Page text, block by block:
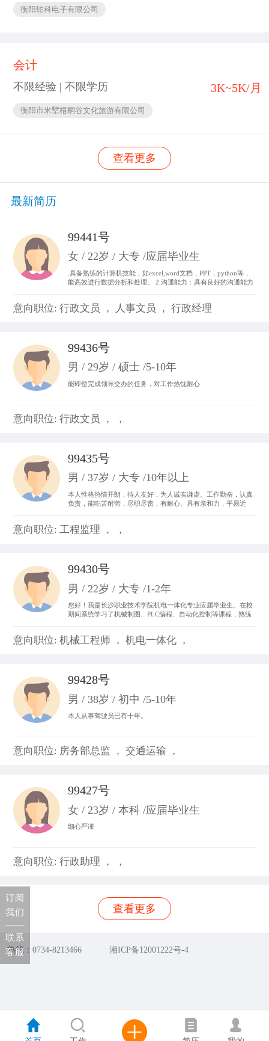
衡阳铂科电子有限公司
会计
不限经验 | 不限学历
衡阳市米墅梧桐谷文化旅游有限公司
3K~5K/月
查看更多
最新简历
99441号
女 / 22岁 / 大专 /应届毕业生
.具备熟练的计算机技能，如excel,word文档，PPT，python等，
能高效进行数据分析和处理。 2.沟通能力：具有良好的沟通能力
度参与”为行动准则。。
意向职位: 行政文员 ， 人事文员 ， 行政经理
99436号
男 / 29岁 / 硕士 /5-10年
能即使完成领导交办的任务，对工作热忱耐心
意向职位: 行政文员 ， ，
99435号
男 / 37岁 / 大专 /10年以上
本人性格热情开朗，待人友好，为人诚实谦虚。工作勤奋，认真
负责，能吃苦耐劳，尽职尽责，有耐心。具有亲和力，平易近
的精神，并从工作中体会到乐趣，尽心尽力。
意向职位: 工程监理 ， ，
99430号
男 / 22岁 / 大专 /1-2年
您好！我是长沙职业技术学院机电一体化专业应届毕业生。在校
期间系统学习了机械制图、PLC编程、自动化控制等课程，熟练
验。我善于团队协作，动手能力强，对工业自动化领域充满热情
意向职位: 机械工程师 ， 机电一体化 ，
99428号
男 / 38岁 / 初中 /5-10年
本人从事驾驶员已有十年。
意向职位: 房务部总监 ， 交通运输 ，
99427号
女 / 23岁 / 本科 /应届毕业生
细心严谨
意向职位: 行政助理 ， ，
查看更多
热线：0734-8213466 湘ICP备12001222号-4
订阅
我们
联系
客服